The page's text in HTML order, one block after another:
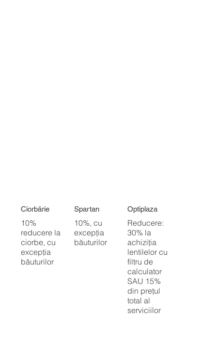
Ciorbărie
10%
reducere la
ciorbe, cu
excepția
băuturilor
Spartan
10%, cu
excepția
băuturilor
Optiplaza
Reducere:
30% la
achiziția
lentilelor cu
filtru de
calculator
SAU 15%
din prețul
total al
serviciilor